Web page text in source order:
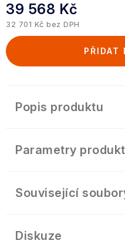
39 568 Kč
32 701 Kč bez DPH
Měrná cena:
PŘIDAT
Popis produktu
Parametry
Související
Diskuze